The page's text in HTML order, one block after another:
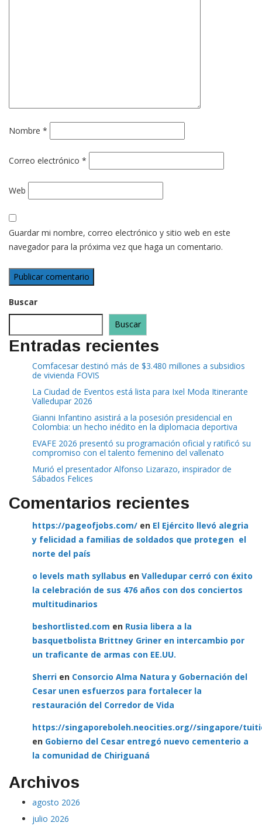
Guardar mi nombre, correo electrónico y sitio web en este
navegador para la próxima vez que haga un comentario.
Buscar
Entradas recientes
Comfacesar destinó más de $3.480 millones a subsidios
La Ciudad de Eventos está lista para Ixel Moda Itinerante
Gianni Infantino asistirá a la posesión presidencial en
EVAFE 2026 presentó su programación oficial y ratificó su
Murió el presentador Alfonso Lizarazo, inspirador de
Comentarios recientes
https://pageofjobs.com/enEl Ejército llevó alegria
y felicidad a familias de soldados que protegen el
norte del país
o levels math syllabus
la celebración de sus 476 años con dos conciertos
multitudinarios
beshortlisted.com
basquetbolista Brittney Griner en intercambio por
un traficante de armas con EE.UU.
SherrienConsorcio Alma Natura y Gobernación del
Cesar unen esfuerzos para fortalecer la
restauración del Corredor de Vida
https://singaporeboleh.neocities.org//singapore/
enGobierno del Cesar entregó nuevo cementerio a
la comunidad de Chiriguaná
agosto 2026
julio 2026
mayo 2026